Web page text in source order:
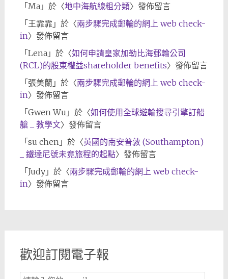
「Ma」於〈地中海航線粗分類〉發佈留言
「王霏霏 」於〈兩步驟完成郵輪的網上 web check-
in〉發佈留言
「Lena」於〈如何申請皇家加勒比海郵輪公司
(RCL)的股東權益shareholder benefits〉發佈留言
「張美蘭 」於〈兩步驟完成郵輪的網上 web check-
in〉發佈留言
「Gwen Wu 」於〈如何使用全球遊輪搜尋引擎訂船
艙 _ 教學文〉發佈留言
「su chen 」於〈英國的南安普敦 (Southampton)
_ 鐵達尼號未竟旅程的起點〉發佈留言
「Judy」於〈兩步驟完成郵輪的網上 web check-
in〉發佈留言
歡迎訂閱電子報
Email